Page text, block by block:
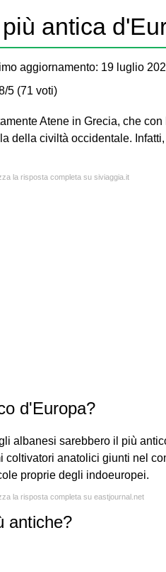
antica
aggiornamento: 19 luglio
5 (71 voti)
Atene in Grecia, che
della civiltà occidentale.
la risposta completa su siviaggia.it
d'Europa?
albanesi sarebbero il più
coltivatori anatolici giunti nel
proprie degli indoeuropei.
la risposta completa su eastjournal.net
antiche?